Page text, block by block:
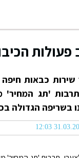
פעולות
שירות כבאות
'תג
בשריפה הגדולה